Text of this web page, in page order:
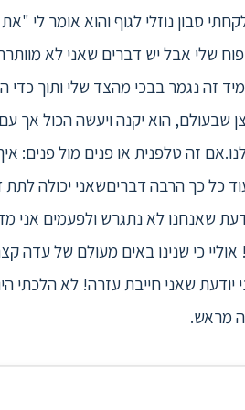
סבון נוזלי לגוף והוא אומר
שלי אבל יש דברים שאני לא
זה נגמר בבכי מהצד שלי ותוך כדי
הוא יקנה ויעשה הכול אך
זה טלפנית או פנים מול פנים:
כל כך הרבה דבריםשאני יכולה
שאנחנו לא נתגרש ולפעמים
כי שנינו באים מעולם של עדה
שאני חייבת עזרה! לא הלכתי
מראש.